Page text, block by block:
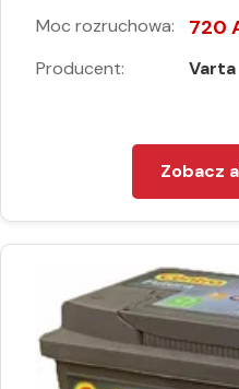
Moc rozruchowa: 720
Producent: Varta
Zobacz